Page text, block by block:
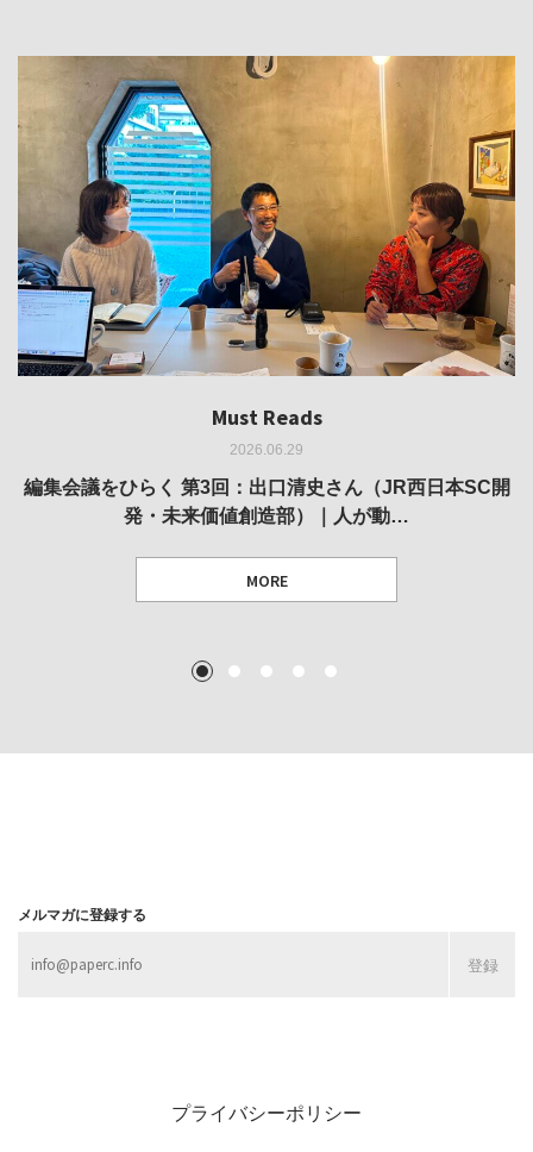
Must Reads
2026.06.29
編集会議をひらく 第3回：出口清史さん（JR西日本SC開
発・未来価値創造部）｜人が動…
MORE
Must Reads
2026.05.14
REVIEW｜果たして美術家・梅津庸一は、「大阪のゆかり
作家」となることができたのか…
Must Reads
2026.03.11
REPORT｜博覧会の残像
MORE
Must Reads
2026.02.25
REVIEW｜菊池聡太朗 個展「余りの風景」
MORE
Must Reads
2025.10.01
REVIEW｜生の存在証明としての線——「ライフライン」
展
1 2 3 4 5
メルマガに登録する
プライバシーポリシー